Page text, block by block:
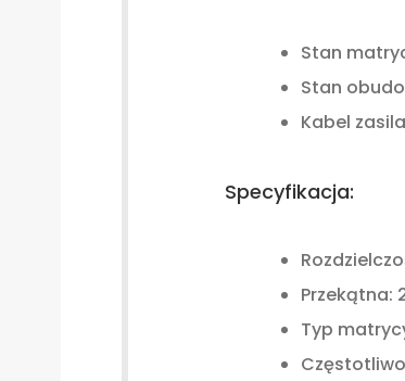
Stan
Stan
Kabel
Specyfikacja:
Przekątna:
Typ